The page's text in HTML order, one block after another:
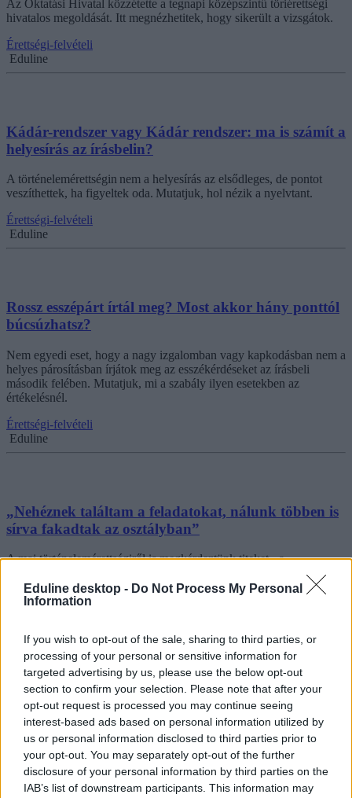
Eduline desktop - Do Not Process My Personal
Information
If you wish to opt-out of the sale, sharing to third parties, or
processing of your personal or sensitive information for
targeted advertising by us, please use the below opt-out
section to confirm your selection. Please note that after your
opt-out request is processed you may continue seeing
interest-based ads based on personal information utilized by
us or personal information disclosed to third parties prior to
your opt-out. You may separately opt-out of the further
disclosure of your personal information by third parties on the
IAB’s list of downstream participants. This information may
Az Oktatási Hivatal közzétette a tegnapi középszintű töriérettségi
hivatalos megoldását. Itt megnézhetitek, hogy sikerült a vizsgátok.
Érettségi-felvételi
Eduline
Kádár-rendszer vagy Kádár rendszer: ma is számít a
helyesírás az írásbelin?
A történelemérettségin nem a helyesírás az elsődleges, de pontot
veszíthettek, ha figyeltek oda. Mutatjuk, hol nézik a nyelvtant.
Érettségi-felvételi
Eduline
Rossz esszépárt írtál meg? Most akkor hány ponttól
búcsúzhatsz?
Nem egyedi eset, hogy a nagy izgalomban vagy kapkodásban nem a
helyes párosításban írjátok meg az esszékérdéseket az írásbeli
második felében. Mutatjuk, mi a szabály ilyen esetekben az
értékelésnél.
Érettségi-felvételi
Eduline
„Nehéznek találtam a feladatokat, nálunk többen is
sírva fakadtak az osztályban”
A mai történelemérettségiről is megkérdeztünk titeket - a
vélemények a matekhoz hasonlóan megoszlanak. Van aki nagyon
nehéznek, van aki könnyebbnek érezte a mai vizsgát.
Mi lesz az idei közönségkedvenc: ti melyik esszépárt
választottátok?
Nem volt sok választási lehetőség - ti melyik esszépárt írtátok meg a
mai töriérettségin? Szavazzatok!
Érettségi-felvételi